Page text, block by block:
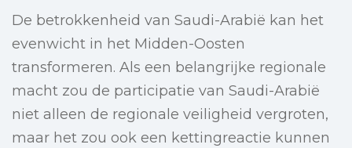
De betrokkenheid van Saudi-Arabië kan het
evenwicht in het Midden-Oosten
transformeren. Als een belangrijke regionale
macht zou de participatie van Saudi-Arabië
niet alleen de regionale veiligheid vergroten,
maar het zou ook een kettingreactie kunnen